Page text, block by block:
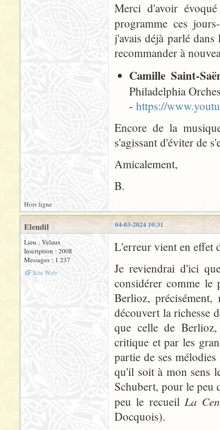
Merci d'avoir
programme ces
j'avais déjà parlé
recommander à
Camille Saint-
Philadelphia
- https://
Encore de la
s'agissant d'éviter de
Amicalement,
B.
Hors ligne
04-03-2024 10:31
Elendil
Lieu : Velaux
Inscription : 2008
Messages : 1 237
Site Web
L'erreur vient en effet
Je reviendrai d'ici
considérer comme le
Berlioz, précisément,
découvert la richesse
que celle de
critique et par les
partie de ses
qu'il soit à mon sens
Schubert, pour le peu
peu le recueil La
Docquois).